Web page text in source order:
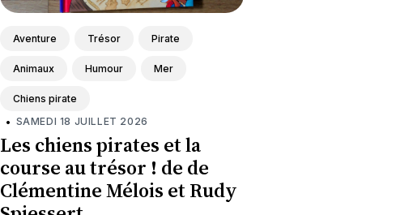
Aventure Trésor Pirate
Animaux Humour Mer
Chiens pirate
• SAMEDI 18 JUILLET 2026
Les chiens pirates et la
course au trésor ! de de
Clémentine Mélois et Rudy